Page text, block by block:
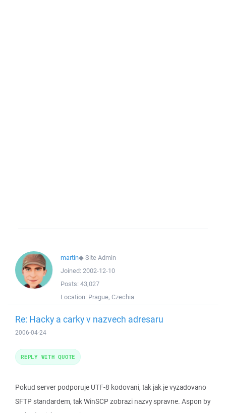
martin◆Site Admin
Joined: 2002-12-10
Posts: 43,027
Location: Prague, Czechia
Re: Hacky a carky v nazvech adresaru
2006-04-24
Pokud server podporuje UTF-8 kodovani, tak jak je vyzadovano
SFTP standardem, tak WinSCP zobrazi nazvy spravne. Aspon by
REPLY WITH QUOTE